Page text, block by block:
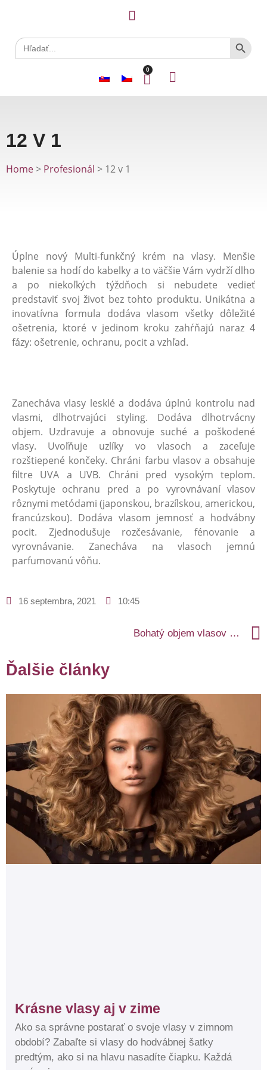
Search
for:
0
12 V 1
Home> Profesionál > 12 v 1
Úplne nový Multi-funkčný krém na vlasy. Menšie
balenie sa hodí do kabelky a to väčšie Vám vydrží dlho
a po niekoľkých týždňoch si nebudete vedieť
predstaviť svoj život bez tohto produktu. Unikátna a
inovatívna formula dodáva vlasom všetky dôležité
ošetrenia, ktoré v jedinom kroku zahŕňajú naraz 4
fázy: ošetrenie, ochranu, pocit a vzhľad.
Zanecháva vlasy lesklé a dodáva úplnú kontrolu nad
vlasmi, dlhotrvajúci styling. Dodáva dlhotrvácny
objem. Uzdravuje a obnovuje suché a poškodené
vlasy. Uvoľňuje uzlíky vo vlasoch a zaceľuje
rozštiepené končeky. Chráni farbu vlasov a obsahuje
filtre UVA a UVB. Chráni pred vysokým teplom.
Poskytuje ochranu pred a po vyrovnávaní vlasov
rôznymi metódami (japonskou, brazílskou, americkou,
francúzskou). Dodáva vlasom jemnosť a hodvábny
pocit. Zjednodušuje rozčesávanie, fénovanie a
vyrovnávanie. Zanecháva na vlasoch jemnú
parfumovanú vôňu.
16 septembra, 2021 10:45
Bohatý objem vlasov v každom počasí
Ďalšie články
Krásne vlasy aj v zime
Ako sa správne postarať o svoje vlasy v zimnom
období? Zabaľte si vlasy do hodvábnej šatky
predtým, ako si na hlavu nasadíte čiapku. Každá